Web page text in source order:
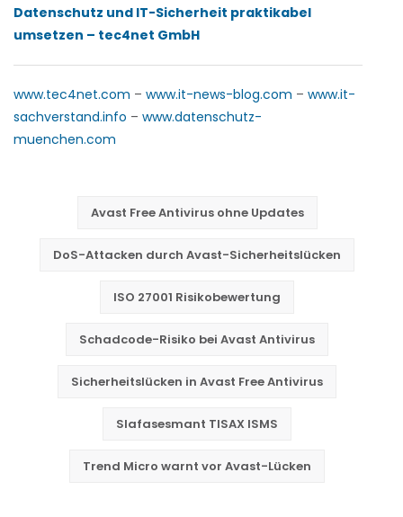
Datenschutz und IT-Sicherheit praktikabel
umsetzen – tec4net GmbH
www.tec4net.com – www.it-news-blog.com – www.it-
sachverstand.info – www.datenschutz-
muenchen.com
Avast Free Antivirus ohne Updates
DoS-Attacken durch Avast-Sicherheitslücken
ISO 27001 Risikobewertung
Schadcode-Risiko bei Avast Antivirus
Sicherheitslücken in Avast Free Antivirus
Slafasesmant TISAX ISMS
Trend Micro warnt vor Avast-Lücken